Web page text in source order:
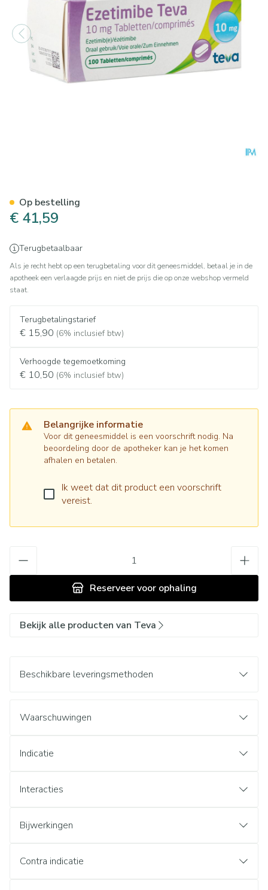
€ 41,59
Terugbetaalbaar
Als je recht hebt op een terugbetaling voor dit geneesmiddel, betaal je in de
apotheek een verlaagde prijs en niet de prijs die op onze webshop vermeld
staat.
Terugbetalingstarief
€ 15,90 (6% inclusief btw)
Verhoogde tegemoetkoming
€ 10,50 (6% inclusief btw)
Belangrijke informatie
Voor dit geneesmiddel is een voorschrift nodig. Na
beoordeling door de apotheker kan je het komen
afhalen en betalen.
Ik weet dat dit product een voorschrift
vereist.
Reserveervoor ophaling
Op bestelling
Bekijk alle producten van Teva
Beschikbare leveringsmethoden
Waarschuwingen
Indicatie
Interacties
Bijwerkingen
Contra indicatie